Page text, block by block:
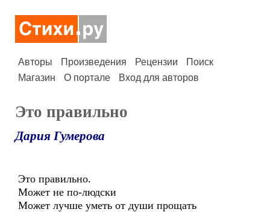
Авторы Произведения Рецензии
Поиск
Магазин
О портале Вход для авторов
Это правильно
Дария Гумерова
Это правильно.
Может не по-людски
Может лучше уметь от души прощать